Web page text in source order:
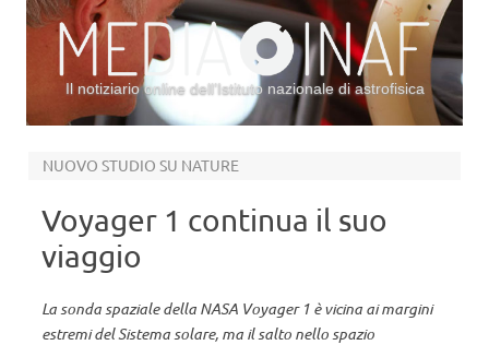
Il notiziario online dell’Istituto nazionale di astrofisica
NUOVO STUDIO SU NATURE
Voyager 1 continua il suo
viaggio
La sonda spaziale della NASA Voyager 1 è vicina ai margini
estremi del Sistema solare, ma il salto nello spazio